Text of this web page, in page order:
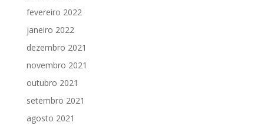
fevereiro 2022
janeiro 2022
dezembro 2021
novembro 2021
outubro 2021
setembro 2021
agosto 2021